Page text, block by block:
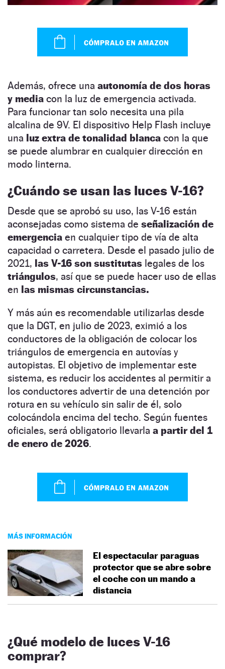
Además, ofrece una autonomía de dos horas
y media con la luz de emergencia activada.
Para funcionar tan solo necesita una pila
alcalina de 9V. El dispositivo Help Flash incluye
una luz extra de tonalidad blanca con la que
se puede alumbrar en cualquier dirección en
modo linterna.
¿Cuándo se usan las luces V-16?
Desde que se aprobó su uso, las V-16 están
aconsejadas como sistema de señalización de
emergencia en cualquier tipo de vía de alta
capacidad o carretera. Desde el pasado julio de
2021, las V-16 son sustitutas legales de los
triángulos, así que se puede hacer uso de ellas
en las mismas circunstancias.
Y más aún es recomendable utilizarlas desde
que la DGT, en julio de 2023, eximió a los
conductores de la obligación de colocar los
triángulos de emergencia en autovías y
autopistas. El objetivo de implementar este
sistema, es reducir los accidentes al permitir a
los conductores advertir de una detención por
rotura en su vehículo sin salir de él, solo
colocándola encima del techo. Según fuentes
oficiales, será obligatorio llevarla a partir del 1
de enero de 2026.
MÁS INFORMACIÓN
El espectacular paraguas
protector que se abre sobre
el coche con un mando a
distancia
¿Qué modelo de luces V-16
comprar?